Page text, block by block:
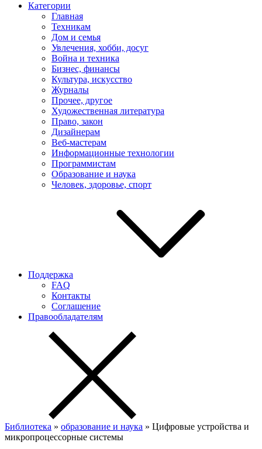
Категории
Главная
Техникам
Дом и семья
Увлечения, хобби, досуг
Война и техника
Бизнес, финансы
Культура, искусство
Журналы
Прочее, другое
Художественная литература
Право, закон
Дизайнерам
Веб-мастерам
Информационные технологии
Программистам
Образование и наука
Человек, здоровье, спорт
Поддержка
FAQ
Контакты
Соглашение
Правообладателям
Библиотека » образование и наука » Цифровые устройства и
микропроцессорные системы